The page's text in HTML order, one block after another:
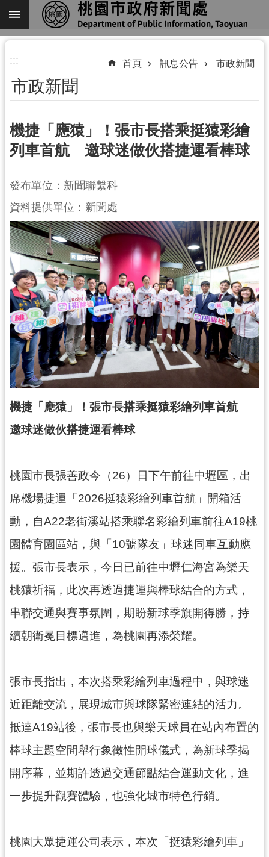
跳到主要內容區塊
進
搜
尋
關
我
們
機
關
通
訊
錄
業
務
資
訊
訊
息
公
服
府
資
公
開
回
首
站
導
政
信
箱
問
答
::: 首頁 訊息公告 市政新聞
市政新聞
機捷「應猿」！張市長搭乘挺猿彩繪
列車首航 邀球迷做伙搭捷運看棒球
發布單位：新聞聯繫科
資料提供單位：新聞處
機捷「應猿」！張市長搭乘挺猿彩繪列車首航
邀球迷做伙搭捷運看棒球
桃園市長張善政今（26）日下午前往中壢區，出
席機場捷運「2026挺猿彩繪列車首航」開箱活
動，自A22老街溪站搭乘聯名彩繪列車前往A19桃
園體育園區站，與「10號隊友」球迷同車互動應
援。張市長表示，今日已前往中壢仁海宮為樂天
桃猿祈福，此次再透過捷運與棒球結合的方式，
串聯交通與賽事氛圍，期盼新球季旗開得勝，持
續朝衛冕目標邁進，為桃園再添榮耀。
張市長指出，本次搭乘彩繪列車過程中，與球迷
近距離交流，展現城市與球隊緊密連結的活力。
抵達A19站後，張市長也與樂天球員在站內布置的
棒球主題空間舉行象徵性開球儀式，為新球季揭
開序幕，並期許透過交通節點結合運動文化，進
一步提升觀賽體驗，也強化城市特色行銷。
桃園大眾捷運公司表示，本次「挺猿彩繪列車」